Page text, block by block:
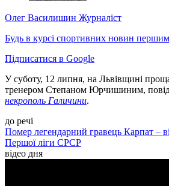
Олег Василишин Журналіст
Будь в курсі спортивних новин першим
Підписатися в Google
У суботу, 12 липня, на Львівщині
тренером Степаном Юрчишиним,
некрополь Галичини.
до речі
Помер легендарний гравець Карпат –
Першої ліги СРСР
відео дня